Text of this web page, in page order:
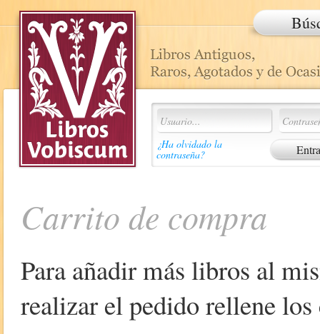
¿Ha olvidado la
contraseña?
Carrito de compra
Para añadir más libros al
realizar el pedido rellene